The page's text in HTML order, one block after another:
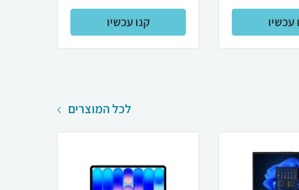
עכשיו קנו עכשיו
לכל המוצרים